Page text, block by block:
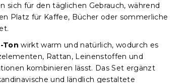
sich für den täglichen Gebrauch, während
Platz für Kaffee, Bücher oder sommerliche
Ton wirkt warm und natürlich, wodurch es
Rattan, Leinenstoffen und
kombinieren lässt. Das Set ergänzt
und ländlich gestaltete